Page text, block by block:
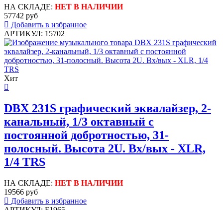
НА СКЛАДЕ: НЕТ В НАЛИЧИИ
57742 руб
Добавить в избранное
АРТИКУЛ: 15702
Хит
DBX 231S графический эквалайзер, 2-
канальный, 1/3 октавный с
постоянной добротностью, 31-
полосный. Высота 2U. Вх/вых - XLR,
1/4 TRS
НА СКЛАДЕ: НЕТ В НАЛИЧИИ
19566 руб
Добавить в избранное